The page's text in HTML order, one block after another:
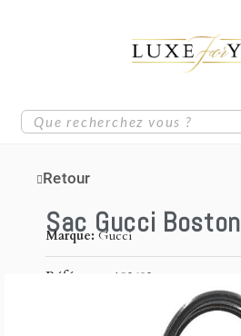
Retour
Sac Gucci Boston
Marque Gucci
Référence 193603